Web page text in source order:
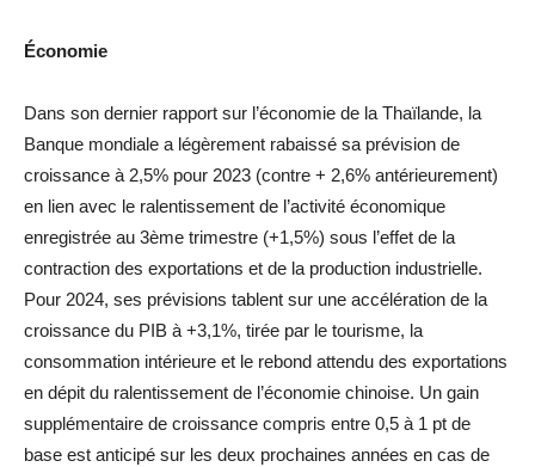
Économie
Dans son dernier rapport sur l’économie de la Thaïlande, la
Banque mondiale a légèrement rabaissé sa prévision de
croissance à 2,5% pour 2023 (contre + 2,6% antérieurement)
en lien avec le ralentissement de l’activité économique
enregistrée au 3ème trimestre (+1,5%) sous l’effet de la
contraction des exportations et de la production industrielle.
Pour 2024, ses prévisions tablent sur une accélération de la
croissance du PIB à +3,1%, tirée par le tourisme, la
consommation intérieure et le rebond attendu des exportations
en dépit du ralentissement de l’économie chinoise. Un gain
supplémentaire de croissance compris entre 0,5 à 1 pt de
base est anticipé sur les deux prochaines années en cas de